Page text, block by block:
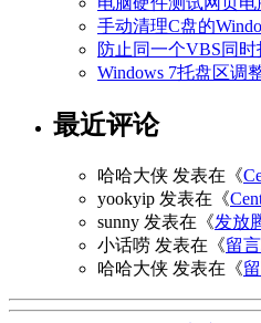
手动清理C盘的
防止同一个VBS同时
Windows 7托盘区调
最近评论
哈哈大侠 发表在《
yookyip 发表在《
sunny 发表在《发放
小话唠 发表在《留
哈哈大侠 发表在《